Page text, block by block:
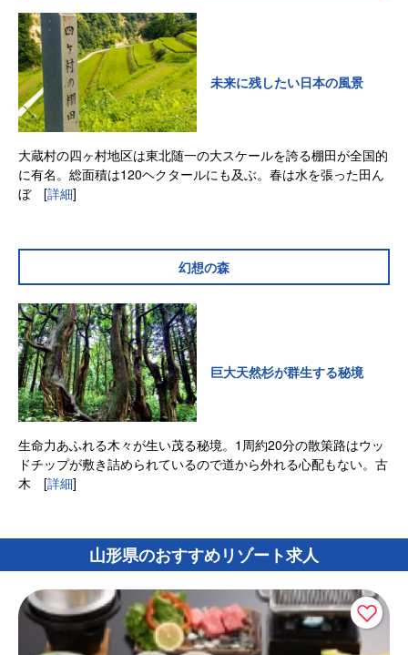
未来に残したい日本の風景
大蔵村の四ヶ村地区は東北随一の大スケールを誇る棚田が全国的
に有名。総面積は120ヘクタールにも及ぶ。春は水を張った田ん
ぼ [詳細]
幻想の森
巨大天然杉が群生する秘境
生命力あふれる木々が生い茂る秘境。1周約20分の散策路はウッ
ドチップが敷き詰められているので道から外れる心配もない。古
木 [詳細]
山形県のおすすめリゾート求人